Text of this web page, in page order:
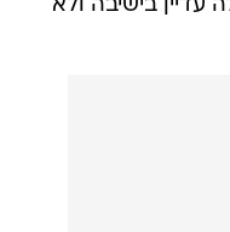
בישיבה ולא